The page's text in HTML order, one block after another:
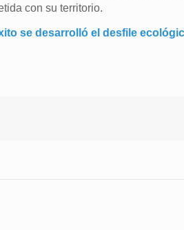
con su territorio.
se desarrolló el desfile